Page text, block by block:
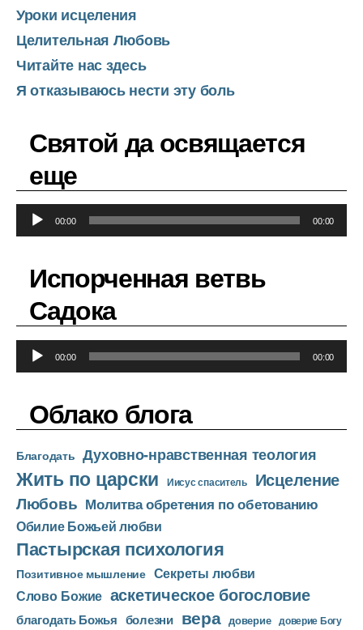
Уроки исцеления
Целительная Любовь
Читайте нас здесь
Я отказываюсь нести эту боль
Святой да освящается
еще
у
л
00:00 00:00
Испорченная ветвь
Садока
у
о
п
л
е
е
р
00:00 00:00
Облако блога
Благодать Духовно-нравственная теология
Жить по царски Иисус спаситель Исцеление
Любовь Молитва обретения по обетованию
Обилие Божьей любви
Пастырская психология
Позитивное мышление Секреты любви
Слово Божие аскетическое богословие
благодать Божья болезни вера доверие доверие Богу